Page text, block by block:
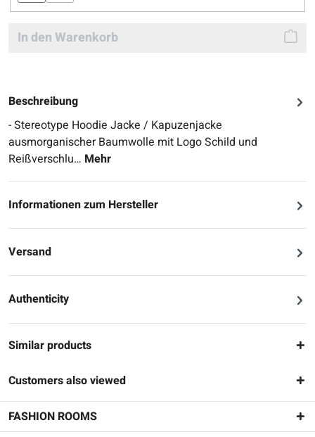
In den Warenkorb
Beschreibung
- Stereotype Hoodie Jacke / Kapuzenjacke
ausmorganischer Baumwolle mit Logo Schild und
Reißverschlu… Mehr
Informationen zum Hersteller
Versand
Authenticity
Similar products
Customers also viewed
FASHION ROOMS